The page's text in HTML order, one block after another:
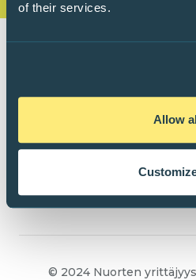
of their services.
Allow
© 2024 Nuorten